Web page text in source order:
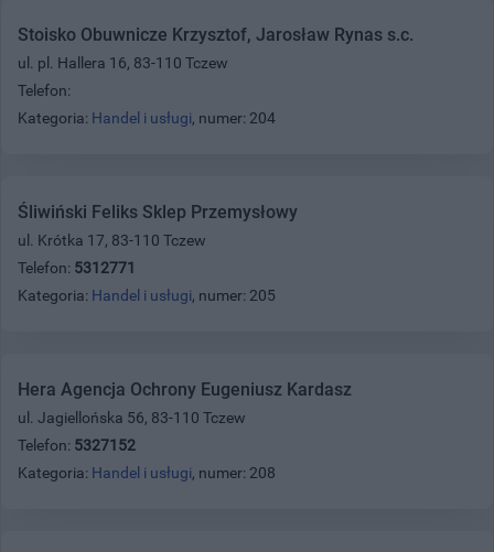
Stoisko Obuwnicze Krzysztof, Jarosław Rynas s.c.
ul. pl. Hallera 16, 83-110 Tczew
Telefon:
Kategoria: Handel i usługi, numer: 204
Śliwiński Feliks Sklep Przemysłowy
ul. Krótka 17, 83-110 Tczew
Telefon: 5312771
Kategoria: Handel i usługi, numer: 205
Hera Agencja Ochrony Eugeniusz Kardasz
ul. Jagiellońska 56, 83-110 Tczew
Telefon: 5327152
Kategoria: Handel i usługi, numer: 208